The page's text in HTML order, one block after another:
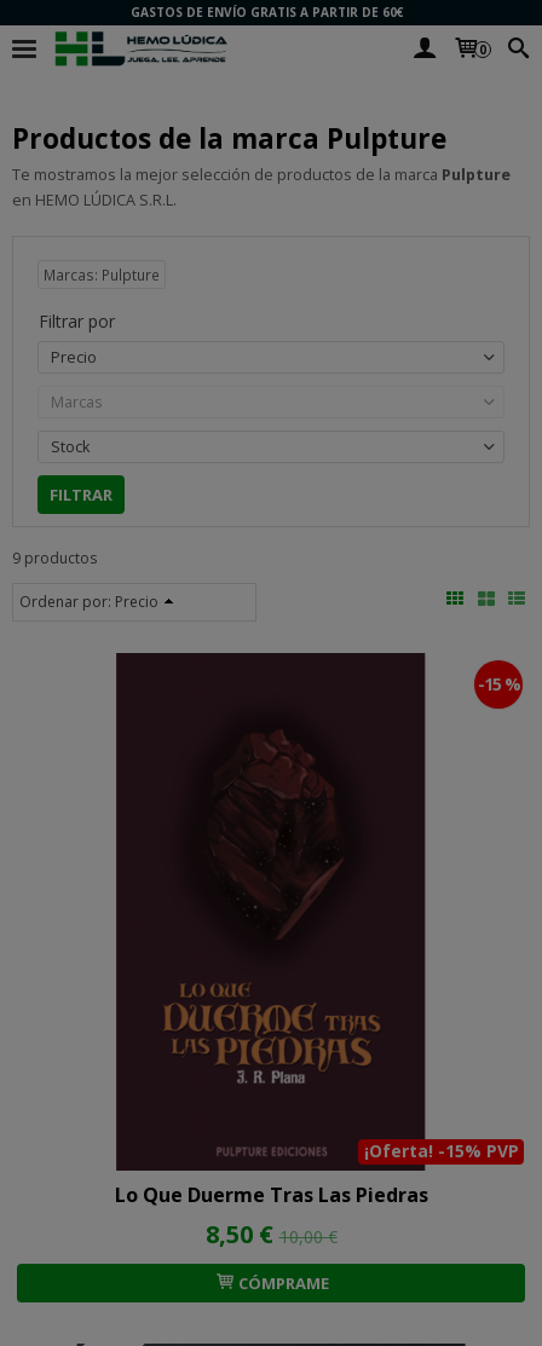
GASTOS DE ENVÍO GRATIS A PARTIR DE 60€
0
Productos de la marca Pulpture
Te mostramos la mejor selección de productos de la marca Pulpture
en HEMO LÚDICA S.R.L.
Marcas: Pulpture
Filtrar por
Precio
Marcas
Stock
9 productos
Ordenar por: Precio
¡Oferta! -15% PVP
-15 %
Lo Que Duerme Tras Las Piedras
8,50 €10,00 €
CÓMPRAME